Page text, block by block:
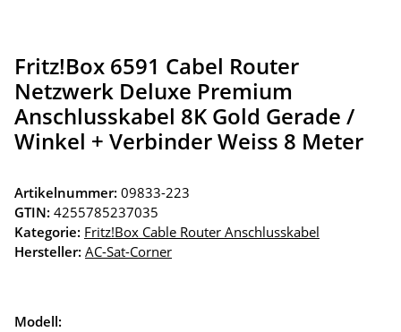
Fritz!Box 6591 Cabel Router
Netzwerk Deluxe Premium
Anschlusskabel 8K Gold Gerade /
Winkel + Verbinder Weiss 8 Meter
Artikelnummer: 09833-223
GTIN: 4255785237035
Kategorie: Fritz!Box Cable Router Anschlusskabel
Hersteller: AC-Sat-Corner
Modell: